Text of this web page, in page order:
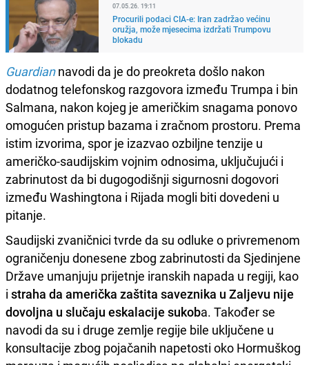
07.05.26. 19:11
Procurili podaci CIA-e: Iran zadržao većinu
oružja, može mjesecima izdržati Trumpovu
blokadu
Guardiannavodi da je do preokreta došlo nakon
dodatnog telefonskog razgovora između Trumpa i bin
Salmana, nakon kojeg je američkim snagama ponovo
omogućen pristup bazama i zračnom prostoru. Prema
istim izvorima, spor je izazvao ozbiljne tenzije u
američko-saudijskim vojnim odnosima, uključujući i
zabrinutost da bi dugogodišnji sigurnosni dogovori
između Washingtona i Rijada mogli biti dovedeni u
pitanje.
Saudijski zvaničnici tvrde da su odluke o privremenom
ograničenju donesene zbog zabrinutosti da Sjedinjene
Države umanjuju prijetnje iranskih napada u regiji, kao
i straha da američka zaštita saveznika u Zaljevu nije
dovoljna u slučaju eskalacije sukoba. Također se
navodi da su i druge zemlje regije bile uključene u
konsultacije zbog pojačanih napetosti oko Hormuškog